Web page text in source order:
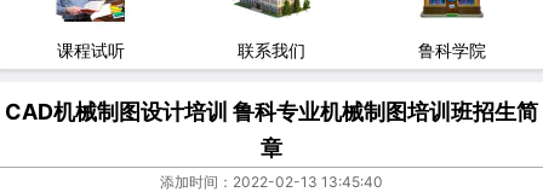
课程试听 联系我们 鲁科学院
CAD机械制图设计培训 鲁科专业机械制图培训班招生简
章
添加时间：2022-02-13 13:45:40